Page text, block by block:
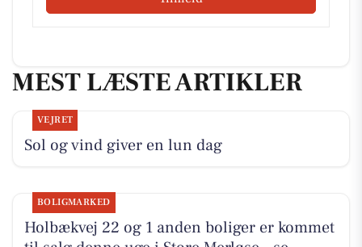
MEST LÆSTE ARTIKLER
VEJRET
Sol og vind giver en lun dag
BOLIGMARKED
Holbækvej 22 og 1 anden boliger er kommet